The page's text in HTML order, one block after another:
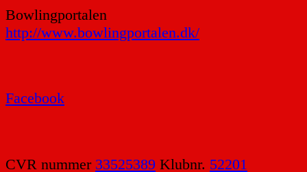
Bowlingportalen
http://www.bowlingportalen.dk/
Facebook
CVR nummer 33525389 Klubnr. 52201